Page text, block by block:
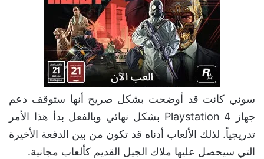
سوني كانت قد أوضحت بشكل صريح أنها ستوقف دعم
جهاز Playstation 4 بشكل نهائي وبالفعل بدأ هذا الأمر
تدريجياً. لذلك الألعاب أدناه قد تكون من بين الدفعة الأخيرة
التي سيحصل عليها ملاك الجيل القديم كألعاب مجانية.